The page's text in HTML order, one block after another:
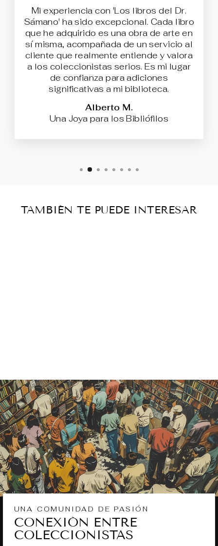
Mi experiencia con 'Los libros del Dr.
Sámano' ha sido excepcional. Cada libro
que he adquirido es una obra de arte en
sí misma, acompañada de un servicio al
cliente que realmente entiende y valora
a los coleccionistas serios. Es mi lugar
de confianza para adiciones
significativas a mi biblioteca.
Alberto M.
Una Joya para los Bibliófilos
TAMBIÉN TE PUEDE INTERESAR
UNA COMUNIDAD DE PASIÓN
CONEXIÓN ENTRE
COLECCIONISTAS